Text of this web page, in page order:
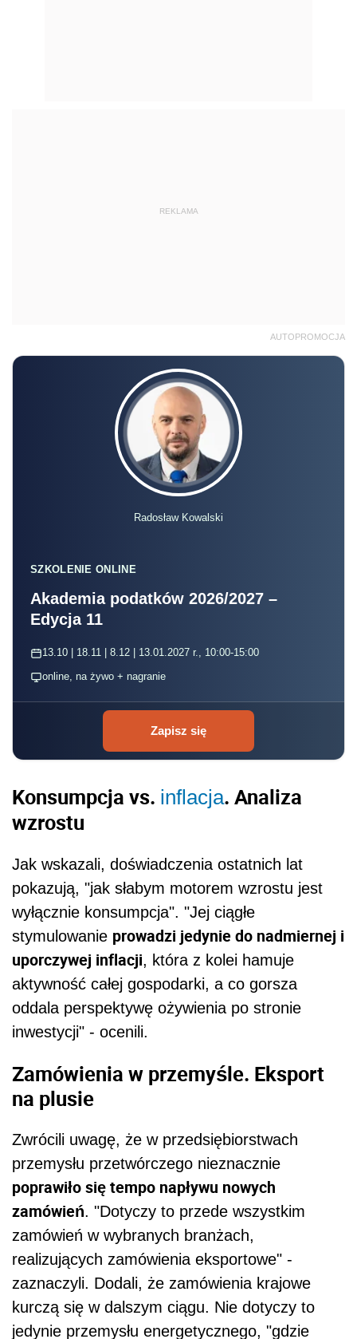
REKLAMA
AUTOPROMOCJA
Radosław Kowalski
SZKOLENIE ONLINE
Akademia podatków 2026/2027 –
Edycja 11
13.10 | 18.11 | 8.12 | 13.01.2027 r., 10:00-15:00
online, na żywo + nagranie
Zapisz się
Konsumpcja vs. inflacja. Analiza
wzrostu
Jak wskazali, doświadczenia ostatnich lat
pokazują, "jak słabym motorem wzrostu jest
wyłącznie konsumpcja". "Jej ciągłe
stymulowanie prowadzi jedynie do nadmiernej i
uporczywej inflacji, która z kolei hamuje
aktywność całej gospodarki, a co gorsza
oddala perspektywę ożywienia po stronie
inwestycji" - ocenili.
Zamówienia w przemyśle. Eksport
na plusie
Zwrócili uwagę, że w przedsiębiorstwach
przemysłu przetwórczego nieznacznie
poprawiło się tempo napływu nowych
zamówień. "Dotyczy to przede wszystkim
zamówień w wybranych branżach,
realizujących zamówienia eksportowe" -
zaznaczyli. Dodali, że zamówienia krajowe
kurczą się w dalszym ciągu. Nie dotyczy to
jedynie przemysłu energetycznego, "gdzie